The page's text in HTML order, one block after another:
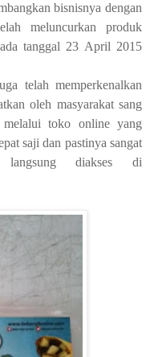
bisnisnya dengan
meluncurkan produk
tanggal 23 April 2015
telah memperkenalkan
oleh masyarakat sang
toko online yang
saji dan pastinya sangat
diakses di